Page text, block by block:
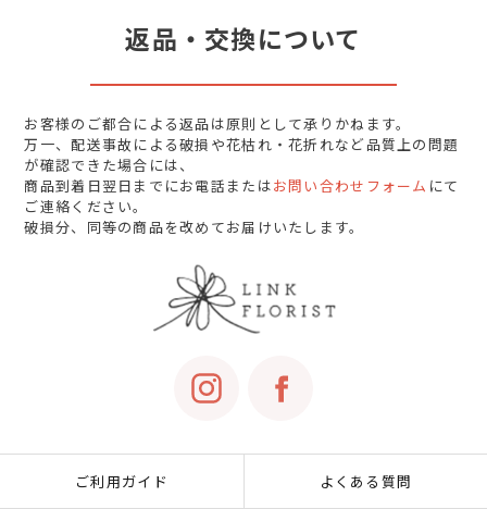
返品・交換について
お客様のご都合による返品は原則として承りかねます。
万一、配送事故による破損や花枯れ・花折れなど品質上の問題
が確認できた場合には、
商品到着日翌日までにお電話またはお問い合わせフォーム にて
ご連絡ください。
破損分、同等の商品を改めてお届けいたします。
ご利用ガイド よくある質問